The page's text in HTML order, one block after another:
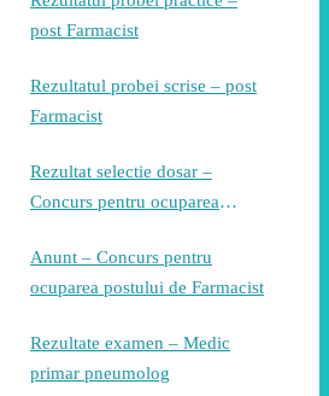
post Farmacist
Rezultatul probei scrise – post
Farmacist
Rezultat selectie dosar –
Concurs pentru ocuparea
Anunt – Concurs pentru
ocuparea postului de Farmacist
Rezultate examen – Medic
primar pneumolog